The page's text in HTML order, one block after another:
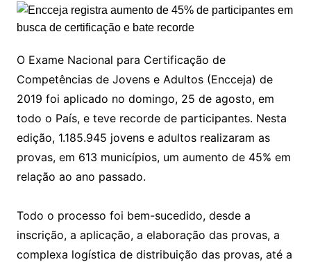
O Exame Nacional para Certificação de
Competências de Jovens e Adultos (Encceja) de
2019 foi aplicado no domingo, 25 de agosto, em
todo o País, e teve recorde de participantes. Nesta
edição, 1.185.945 jovens e adultos realizaram as
provas, em 613 municípios, um aumento de 45% em
relação ao ano passado.
Todo o processo foi bem-sucedido, desde a
inscrição, a aplicação, a elaboração das provas, a
complexa logística de distribuição das provas, até a